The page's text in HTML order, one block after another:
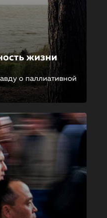
жизни
о паллиативной